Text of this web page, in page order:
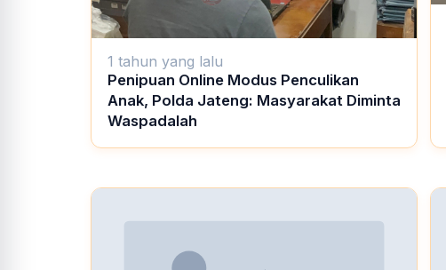
1 tahun yang lalu
Penipuan Online Modus Penculikan
Anak, Polda Jateng: Masyarakat Diminta
Waspadalah